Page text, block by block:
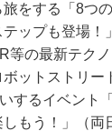
をする「8つ
ップも登場！
等の最新テク
ットストリー
するイベント
もう！」（両